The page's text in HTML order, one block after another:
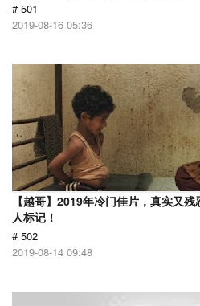
# 501
2019-08-16 05:36
【越哥】2019年冷门佳片，真实又
人标记！
# 502
2019-08-14 09:48